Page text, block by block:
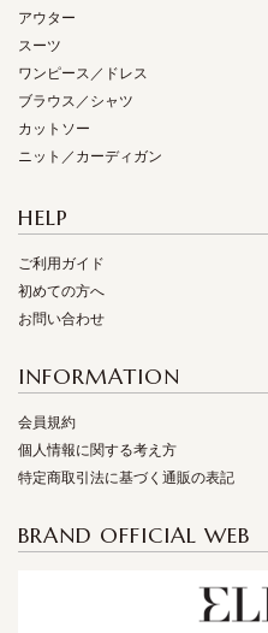
アウター
スーツ
ワンピース／ドレス
ブラウス／シャツ
カットソー
ニット／カーディガン
HELP
ご利用ガイド
初めての方へ
お問い合わせ
INFORMATION
会員規約
個人情報に関する考え方
特定商取引法に基づく通販の表記
BRAND OFFICIAL WEB